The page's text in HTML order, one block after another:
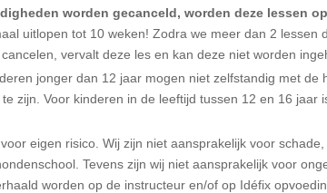
worden gecanceld, worden deze lessen
uitlopen tot 10 weken! Zodra we meer dan 2 lessen
vervalt deze les en kan deze niet worden
jonger dan 12 jaar mogen niet zelfstandig met de
zijn. Voor kinderen in de leeftijd tussen 12 en 16 jaar
eigen risico. Wij zijn niet aansprakelijk voor schade,
Tevens zijn wij niet aansprakelijk voor
worden op de instructeur en/of op Idéfix